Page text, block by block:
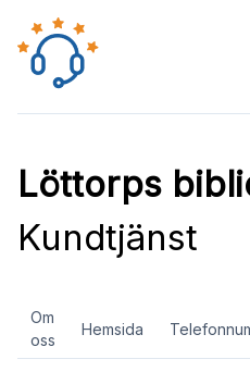
Löttorps
Kundtjänst
Om
oss
Hemsida